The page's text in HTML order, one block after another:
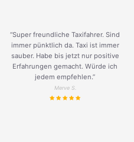
“Super freundliche Taxifahrer. Sind
immer pünktlich da. Taxi ist immer
sauber. Habe bis jetzt nur positive
Erfahrungen gemacht. Würde ich
jedem empfehlen.”
Merve S.